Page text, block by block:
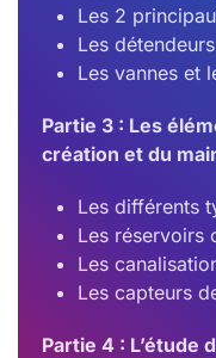
Les 2
Les détendeurs
Les vannes et
Partie 3 : Les
création et du
Les différents
Les réservoirs
Les
Les capteurs
Partie 4 : L’étude